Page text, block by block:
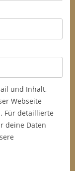
und Inhalt,
Webseite
Für detaillierte
deine Daten